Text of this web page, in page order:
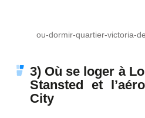
ou-dormir-quartier-victoria-
3) Où se loger à
Stansted et
City